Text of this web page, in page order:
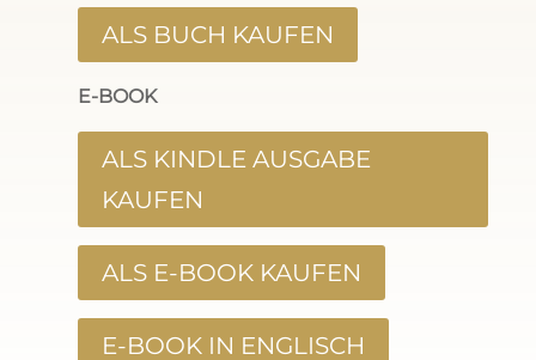
ALS BUCH KAUFEN
E-BOOK
ALS KINDLE AUSGABE
KAUFEN
ALS E-BOOK KAUFEN
E-BOOK IN ENGLISCH